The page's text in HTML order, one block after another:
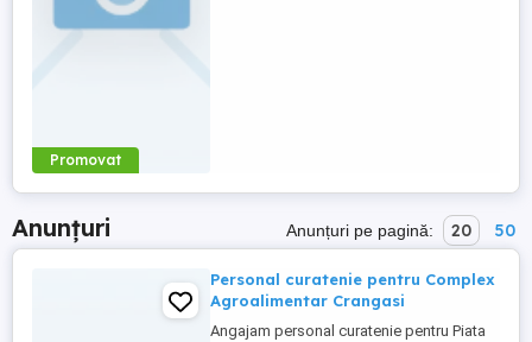
Promovat
Anunțuri Anunțuri pe pagină: 20 50
Personal curatenie pentru Complex
Agroalimentar Crangasi
Angajam personal curatenie pentru Piata